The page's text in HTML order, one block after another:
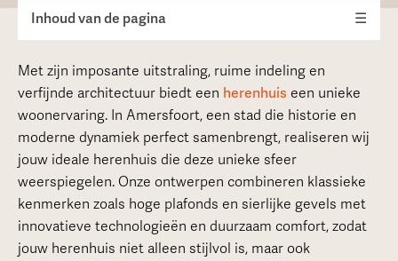
Inhoud van de pagina ☰
Met zijn imposante uitstraling, ruime indeling en
verfijnde architectuur biedt een herenhuis een unieke
woonervaring. In Amersfoort, een stad die historie en
moderne dynamiek perfect samenbrengt, realiseren wij
jouw ideale herenhuis die deze unieke sfeer
weerspiegelen. Onze ontwerpen combineren klassieke
kenmerken zoals hoge plafonds en sierlijke gevels met
innovatieve technologieën en duurzaam comfort, zodat
jouw herenhuis niet alleen stijlvol is, maar ook